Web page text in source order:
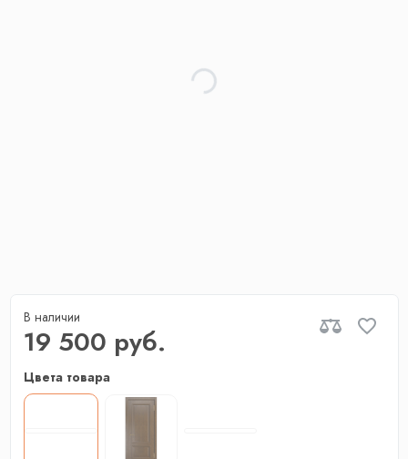
В наличии
19 500 руб.
Цвета товара